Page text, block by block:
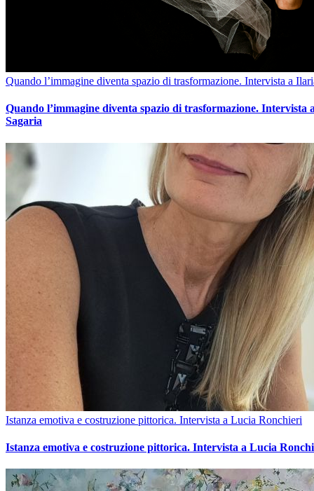
Quando l’immagine diventa spazio di trasformazione. Intervista a
Quando l’immagine diventa spazio di trasformazione. Intervista
Sagaria
Istanza emotiva e costruzione pittorica. Intervista a Lucia Ronchieri
Istanza emotiva e costruzione pittorica. Intervista a Lucia